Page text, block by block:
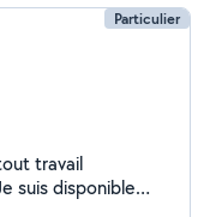
Particulier
travail
suis disponible